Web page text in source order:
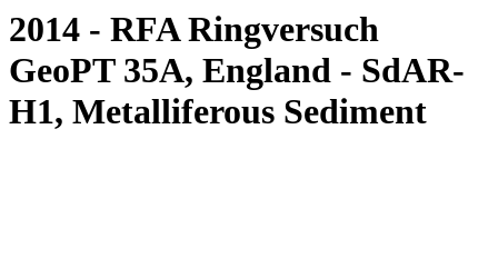
2014 - RFA Ringversuch
GeoPT 35A, England - SdAR-
H1, Metalliferous Sediment